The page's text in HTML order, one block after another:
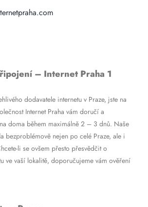
– Internet Praha 1
dodavatele internetu v Praze, jste na
Internet Praha vám doručí a
doma během maximálně 2 – 3 dnů. Naše
bezproblémově nejen po celé Praze, ale i
li se ovšem přesto přesvědčit o
ve vaší lokalitě, doporučujeme vám ověření